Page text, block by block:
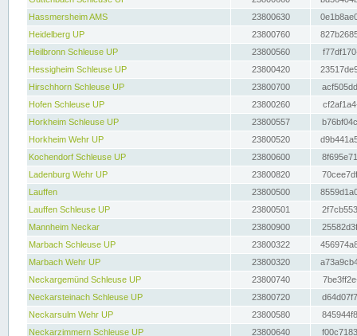
Hassmersheim AMS
23800630
Heidelberg UP
23800760
Heilbronn Schleuse UP
23800560
Hessigheim Schleuse UP
23800420
Hirschhorn Schleuse UP
23800700
Hofen Schleuse UP
23800260
Horkheim Schleuse UP
23800557
Horkheim Wehr UP
23800520
Kochendorf Schleuse UP
23800600
Ladenburg Wehr UP
23800820
Lauffen
23800500
Lauffen Schleuse UP
23800501
Mannheim Neckar
23800900
Marbach Schleuse UP
23800322
Marbach Wehr UP
23800320
Neckargemünd Schleuse UP
23800740
Neckarsteinach Schleuse UP
23800720
Neckarsulm Wehr UP
23800580
Neckarzimmern Schleuse UP
23800640